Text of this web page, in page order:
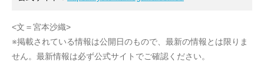
<文＝宮本沙織>
※掲載されている情報は公開日のもので、最新の情報とは限りま
せん。最新情報は必ず公式サイトでご確認ください。